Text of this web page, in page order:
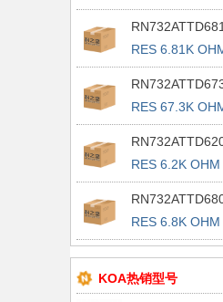
RES 6.81K
RES 67.3K
RES 6.2K
RES 6.8K
KOA热销型号